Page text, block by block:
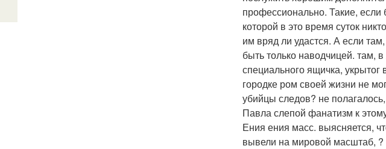
профессионально. Такие, если
которой в это время суток
им вряд ли удастся. А если
быть только наводчицей. там,
специального ящичка,
городке ром своей жизни не
убийцы следов? не
Павла слепой фанатизм к
Ения ения масс. выясняется,
вывели на мировой масштаб, ?